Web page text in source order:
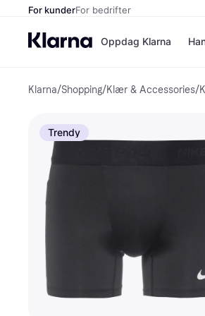
For kunderFor bedrifter
Oppdag Klarna
Klarna/Shopping/Klær & Accessories/
Trendy